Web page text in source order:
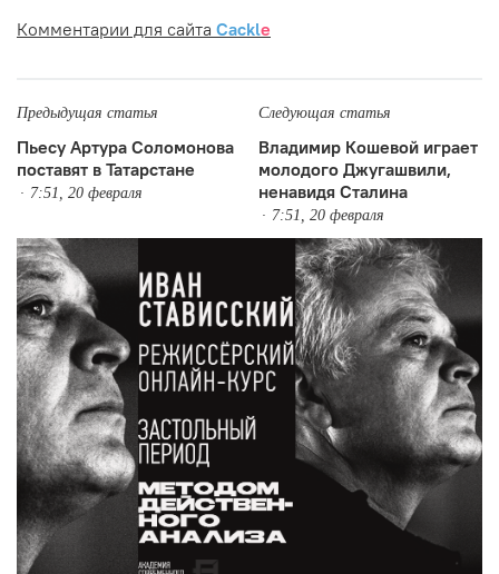
Комментарии для сайта Cackle
Предыдущая статья
Пьесу Артура Соломонова
поставят в Татарстане
7:51, 20 февраля
Следующая статья
Владимир Кошевой играет
молодого Джугашвили,
ненавидя Сталина
7:51, 20 февраля